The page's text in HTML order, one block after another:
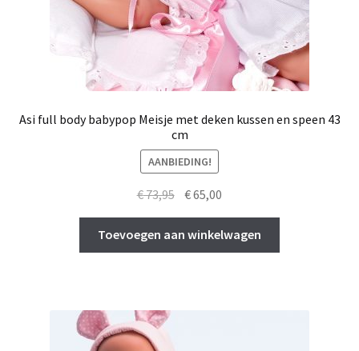
Asi full body babypop Meisje met deken kussen en speen 43
cm
AANBIEDING!
€73,95 Oorspronkelijke
was:
€ 73,95.
€65,00
is:
€ 65,00.
Toevoegen aan winkelwagen